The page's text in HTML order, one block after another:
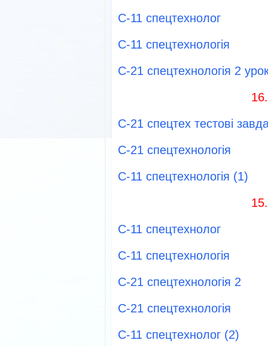
С-11 спецтехнолог
С-11 спецтехнологія
С-21 спецтехнологія 2
С-21 спецтех тестові
С-21 спецтехнологія
С-11 спецтехнологія (1)
С-11 спецтехнолог
С-11 спецтехнологія
С-21 спецтехнологія 2
С-21 спецтехнологія
С-11 спецтехнолог (2)